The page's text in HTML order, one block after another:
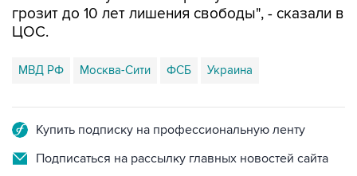
МВД РФ
Подписаться на рассылку главных новостей сайта
Получать оперативные новости в официальном